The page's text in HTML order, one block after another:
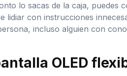
lo sacas de la caja, puedes
lidiar con instrucciones
incluso alguien con
OLED